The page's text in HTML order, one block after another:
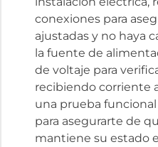
conexiones para
ajustadas y no haya
la fuente de
de voltaje para
recibiendo corriente
una prueba
para asegurarte de
mantiene su estado